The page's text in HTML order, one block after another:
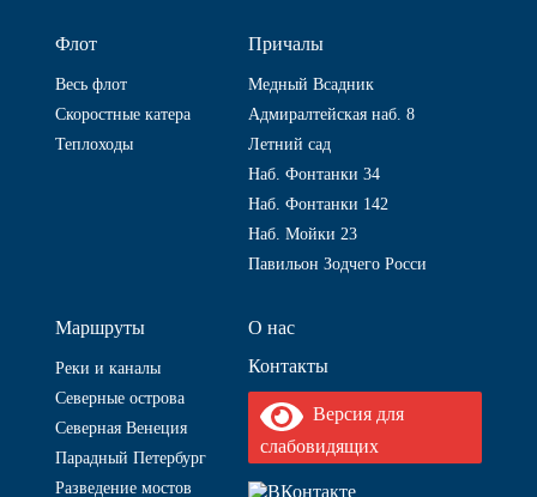
Флот
Весь флот
Скоростные катера
Теплоходы
Причалы
Медный Всадник
Адмиралтейская наб. 8
Летний сад
Наб. Фонтанки 34
Наб. Фонтанки 142
Наб. Мойки 23
Павильон Зодчего Росси
Маршруты
Реки и каналы
Северные острова
Северная Венеция
Парадный Петербург
Разведение мостов
О нас
Контакты
Версия для
слабовидящих